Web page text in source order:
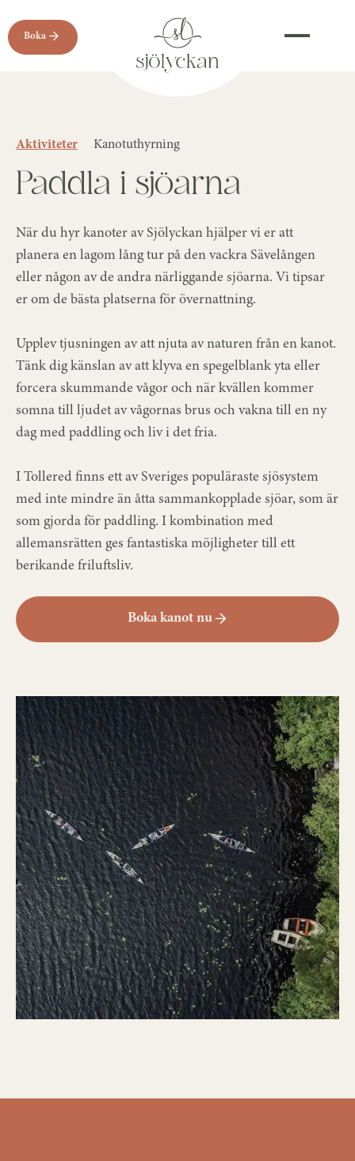
Boka
Aktiviteter Kanotuthyrning
Paddla i sjöarna
När du hyr kanoter av Sjölyckan hjälper vi er att
planera en lagom lång tur på den vackra Sävelången
eller någon av de andra närliggande sjöarna. Vi tipsar
er om de bästa platserna för övernattning.
Upplev tjusningen av att njuta av naturen från en kanot.
Tänk dig känslan av att klyva en spegelblank yta eller
forcera skummande vågor och när kvällen kommer
somna till ljudet av vågornas brus och vakna till en ny
dag med paddling och liv i det fria.
I Tollered finns ett av Sveriges populäraste sjösystem
med inte mindre än åtta sammankopplade sjöar, som är
som gjorda för paddling. I kombination med
allemansrätten ges fantastiska möjligheter till ett
berikande friluftsliv.
Boka kanot nu